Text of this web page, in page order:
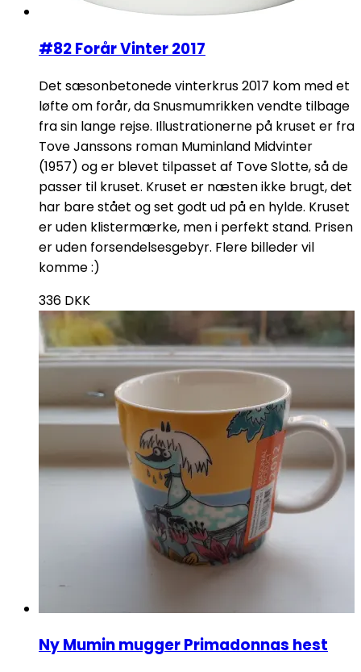
#82 Forår Vinter 2017
Det sæsonbetonede vinterkrus 2017 kom med et
løfte om forår, da Snusmumrikken vendte tilbage
fra sin lange rejse. Illustrationerne på kruset er fra
Tove Janssons roman Muminland Midvinter
(1957) og er blevet tilpasset af Tove Slotte, så de
passer til kruset. Kruset er næsten ikke brugt, det
har bare stået og set godt ud på en hylde. Kruset
er uden klistermærke, men i perfekt stand. Prisen
er uden forsendelsesgebyr. Flere billeder vil
komme :)
336 DKK
Ny Mumin mugger Primadonnas hest